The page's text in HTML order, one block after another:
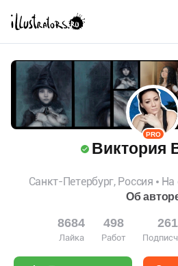
PRO
Виктория
Санкт-Петербург, Россия
На
Об
8684
Лайка
498
Работ
261